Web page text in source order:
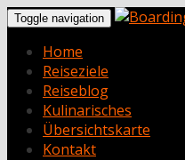
Toggle navigation
Home
Reiseziele
Reiseblog
Kulinarisches
Übersichtskarte
Kontakt